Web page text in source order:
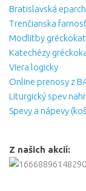
Bratislavská
Trenčianska
Modlitby
Katechézy
Viera logicky
Online prenosy z
Liturgický spev
Spevy a nápevy
Z našich akcií: